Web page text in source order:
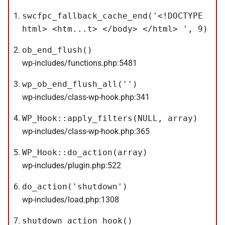
swcfpc_fallback_cache_end('<!DOCTYPE
html> <htm...t> </body> </html> ', 9)
ob_end_flush()
wp-includes/functions.php:5481
wp_ob_end_flush_all('')
wp-includes/class-wp-hook.php:341
WP_Hook::apply_filters(NULL, array)
wp-includes/class-wp-hook.php:365
WP_Hook::do_action(array)
wp-includes/plugin.php:522
do_action('shutdown')
wp-includes/load.php:1308
shutdown_action_hook()